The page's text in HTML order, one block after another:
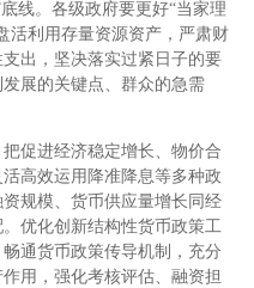
线。各级政府要更好“当家理
活利用存量资源资产，严肃财
出，坚决落实过紧日子的要
展的关键点、群众的急需
促进经济稳定增长、物价合
高效运用降准降息等多种政
规模、货币供应量增长同经
优化创新结构性货币政策工
通货币政策传导机制，充分
用，强化考核评估、融资担